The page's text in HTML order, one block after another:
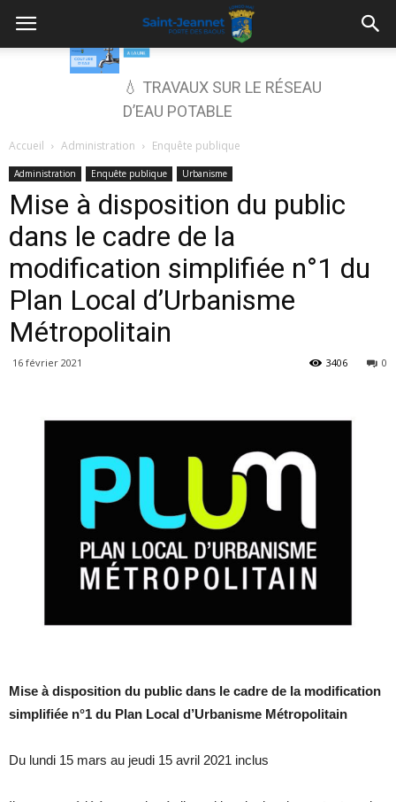
💧 TRAVAUX SUR LE RÉSEAU
D’EAU POTABLE
Accueil Administration Enquête publique
Administration Enquête publique Urbanisme
Mise à disposition du public
dans le cadre de la
modification simplifiée n°1 du
Plan Local d’Urbanisme
Métropolitain
16 février 2021 0
3406
Mise à disposition du public dans le cadre de la modification
simplifiée n°1 du Plan Local d’Urbanisme Métropolitain
Du lundi 15 mars au jeudi 15 avril 2021 inclus